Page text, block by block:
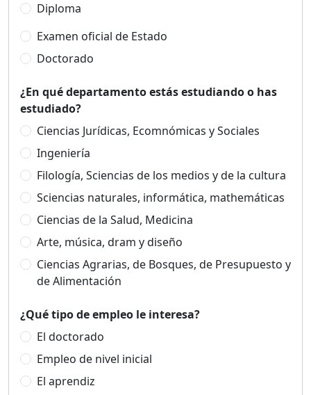
Diploma
Examen oficial de Estado
Doctorado
¿En qué departamento estás estudiando o has
estudiado?
Ciencias Jurídicas, Ecomnómicas y Sociales
Ingeniería
Filología, Sciencias de los medios y de la cultura
Sciencias naturales, informática, mathemáticas
Ciencias de la Salud, Medicina
Arte, música, dram y diseño
Ciencias Agrarias, de Bosques, de Presupuesto y
de Alimentación
¿Qué tipo de empleo le interesa?
El doctorado
Empleo de nivel inicial
El aprendiz